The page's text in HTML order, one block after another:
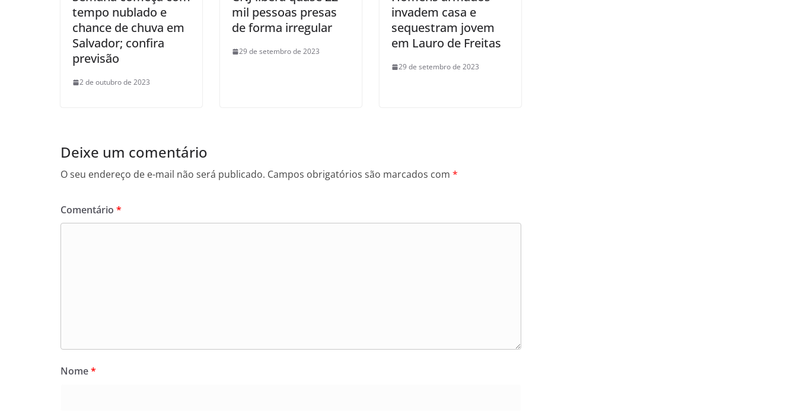
tempo nublado e
chance de chuva em
Salvador; confira
previsão
2 de outubro de 2023
mil pessoas presas
de forma irregular
29 de setembro de 2023
invadem casa e
sequestram jovem
em Lauro de Freitas
29 de setembro de 2023
Deixe um comentário
O seu endereço de e-mail não será publicado. Campos obrigatórios são marcados com *
Comentário *
Nome*